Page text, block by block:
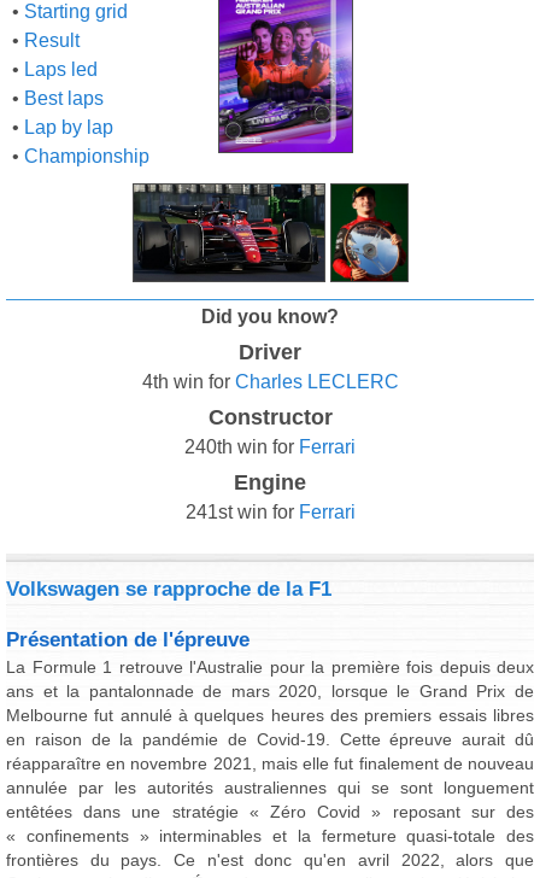
• Starting grid
• Result
• Laps led
• Best laps
• Lap by lap
• Championship
Did you know?
Driver
4th win for Charles LECLERC
Constructor
240th win for Ferrari
Engine
241st win for Ferrari
Volkswagen se rapproche de la F1
Présentation de l'épreuve
La Formule 1 retrouve l'Australie pour la première fois depuis deux
ans et la pantalonnade de mars 2020, lorsque le Grand Prix de
Melbourne fut annulé à quelques heures des premiers essais libres
en raison de la pandémie de Covid-19. Cette épreuve aurait dû
réapparaître en novembre 2021, mais elle fut finalement de nouveau
annulée par les autorités australiennes qui se sont longuement
entêtées dans une stratégie « Zéro Covid » reposant sur des
« confinements » interminables et la fermeture quasi-totale des
frontières du pays. Ce n'est donc qu'en avril 2022, alors que